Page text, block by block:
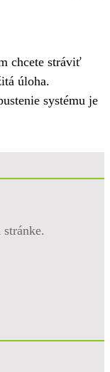
chcete stráviť
úloha.
systému je